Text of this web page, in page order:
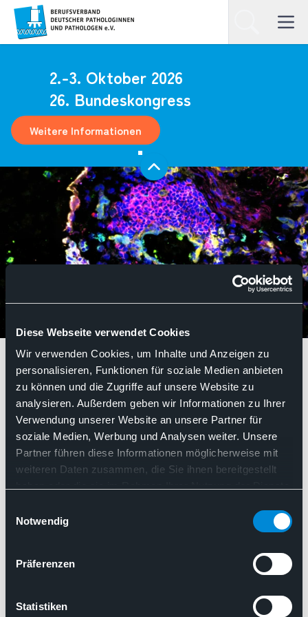
Diese Webseite verwendet Cookies
Wir verwenden Cookies, um Inhalte und Anzeigen zu
personalisieren, Funktionen für soziale Medien anbieten
zu können und die Zugriffe auf unsere Website zu
analysieren. Außerdem geben wir Informationen zu Ihrer
Verwendung unserer Website an unsere Partner für
soziale Medien, Werbung und Analysen weiter. Unsere
Partner führen diese Informationen möglicherweise mit
weiteren Daten zusammen, die Sie ihnen bereitgestellt
Cookies, wenn Sie unsere Webseite weiterhin nutzen.
Notwendig
Präferenzen
Statistiken
Homepage SuchenOpen
2.-3. Oktober 2026
26. Bundeskongress
Weitere Informationen
Leitfaden
Leitfaden
Nach Relevanz sortieren